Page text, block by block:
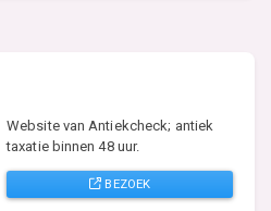
Website van Antiekcheck; antiek
taxatie binnen 48 uur.
BEZOEK